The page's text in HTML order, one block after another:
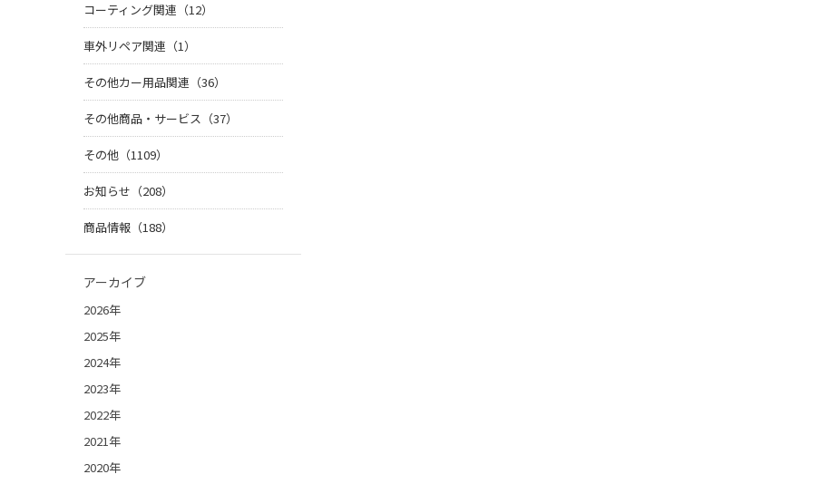
コーティング関連（12）
車外リペア関連（1）
その他カー用品関連（36）
その他商品・サービス（37）
その他（1109）
お知らせ（208）
商品情報（188）
アーカイブ
2026年
2025年
2024年
2023年
2022年
2021年
2020年